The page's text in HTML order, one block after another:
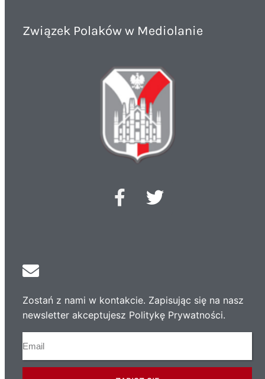
Związek Polaków w Mediolanie
Zostań z nami w kontakcie. Zapisując się na nasz
newsletter akceptujesz Politykę Prywatności.